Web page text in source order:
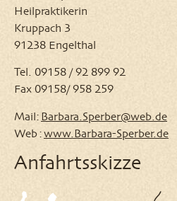
Heilpraktikerin
Kruppach 3
91238 Engelthal
Tel. 09158 / 92 899 92
Fax 09158/ 958 259
Mail:Barbara.Sperber@web.de
Web :www.Barbara-Sperber.de
Anfahrtsskizze